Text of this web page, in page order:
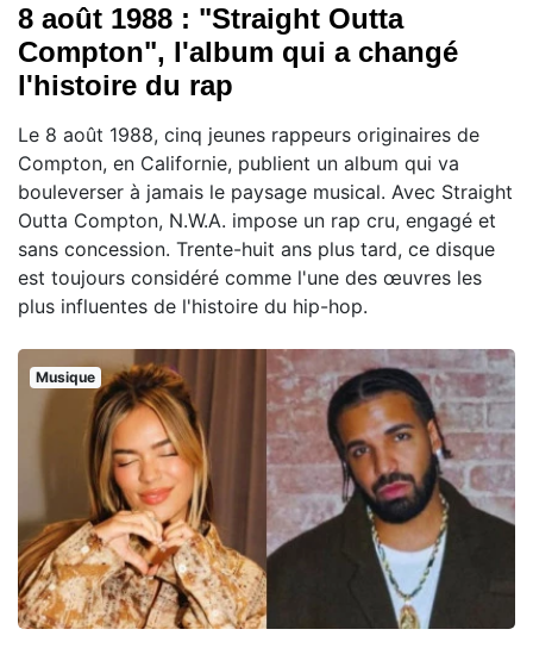
8 août 1988 : "Straight Outta
Compton", l'album qui a changé
l'histoire du rap
Le 8 août 1988, cinq jeunes rappeurs originaires de
Compton, en Californie, publient un album qui va
bouleverser à jamais le paysage musical. Avec Straight
Outta Compton, N.W.A. impose un rap cru, engagé et
sans concession. Trente-huit ans plus tard, ce disque
est toujours considéré comme l'une des œuvres les
plus influentes de l'histoire du hip-hop.
Musique